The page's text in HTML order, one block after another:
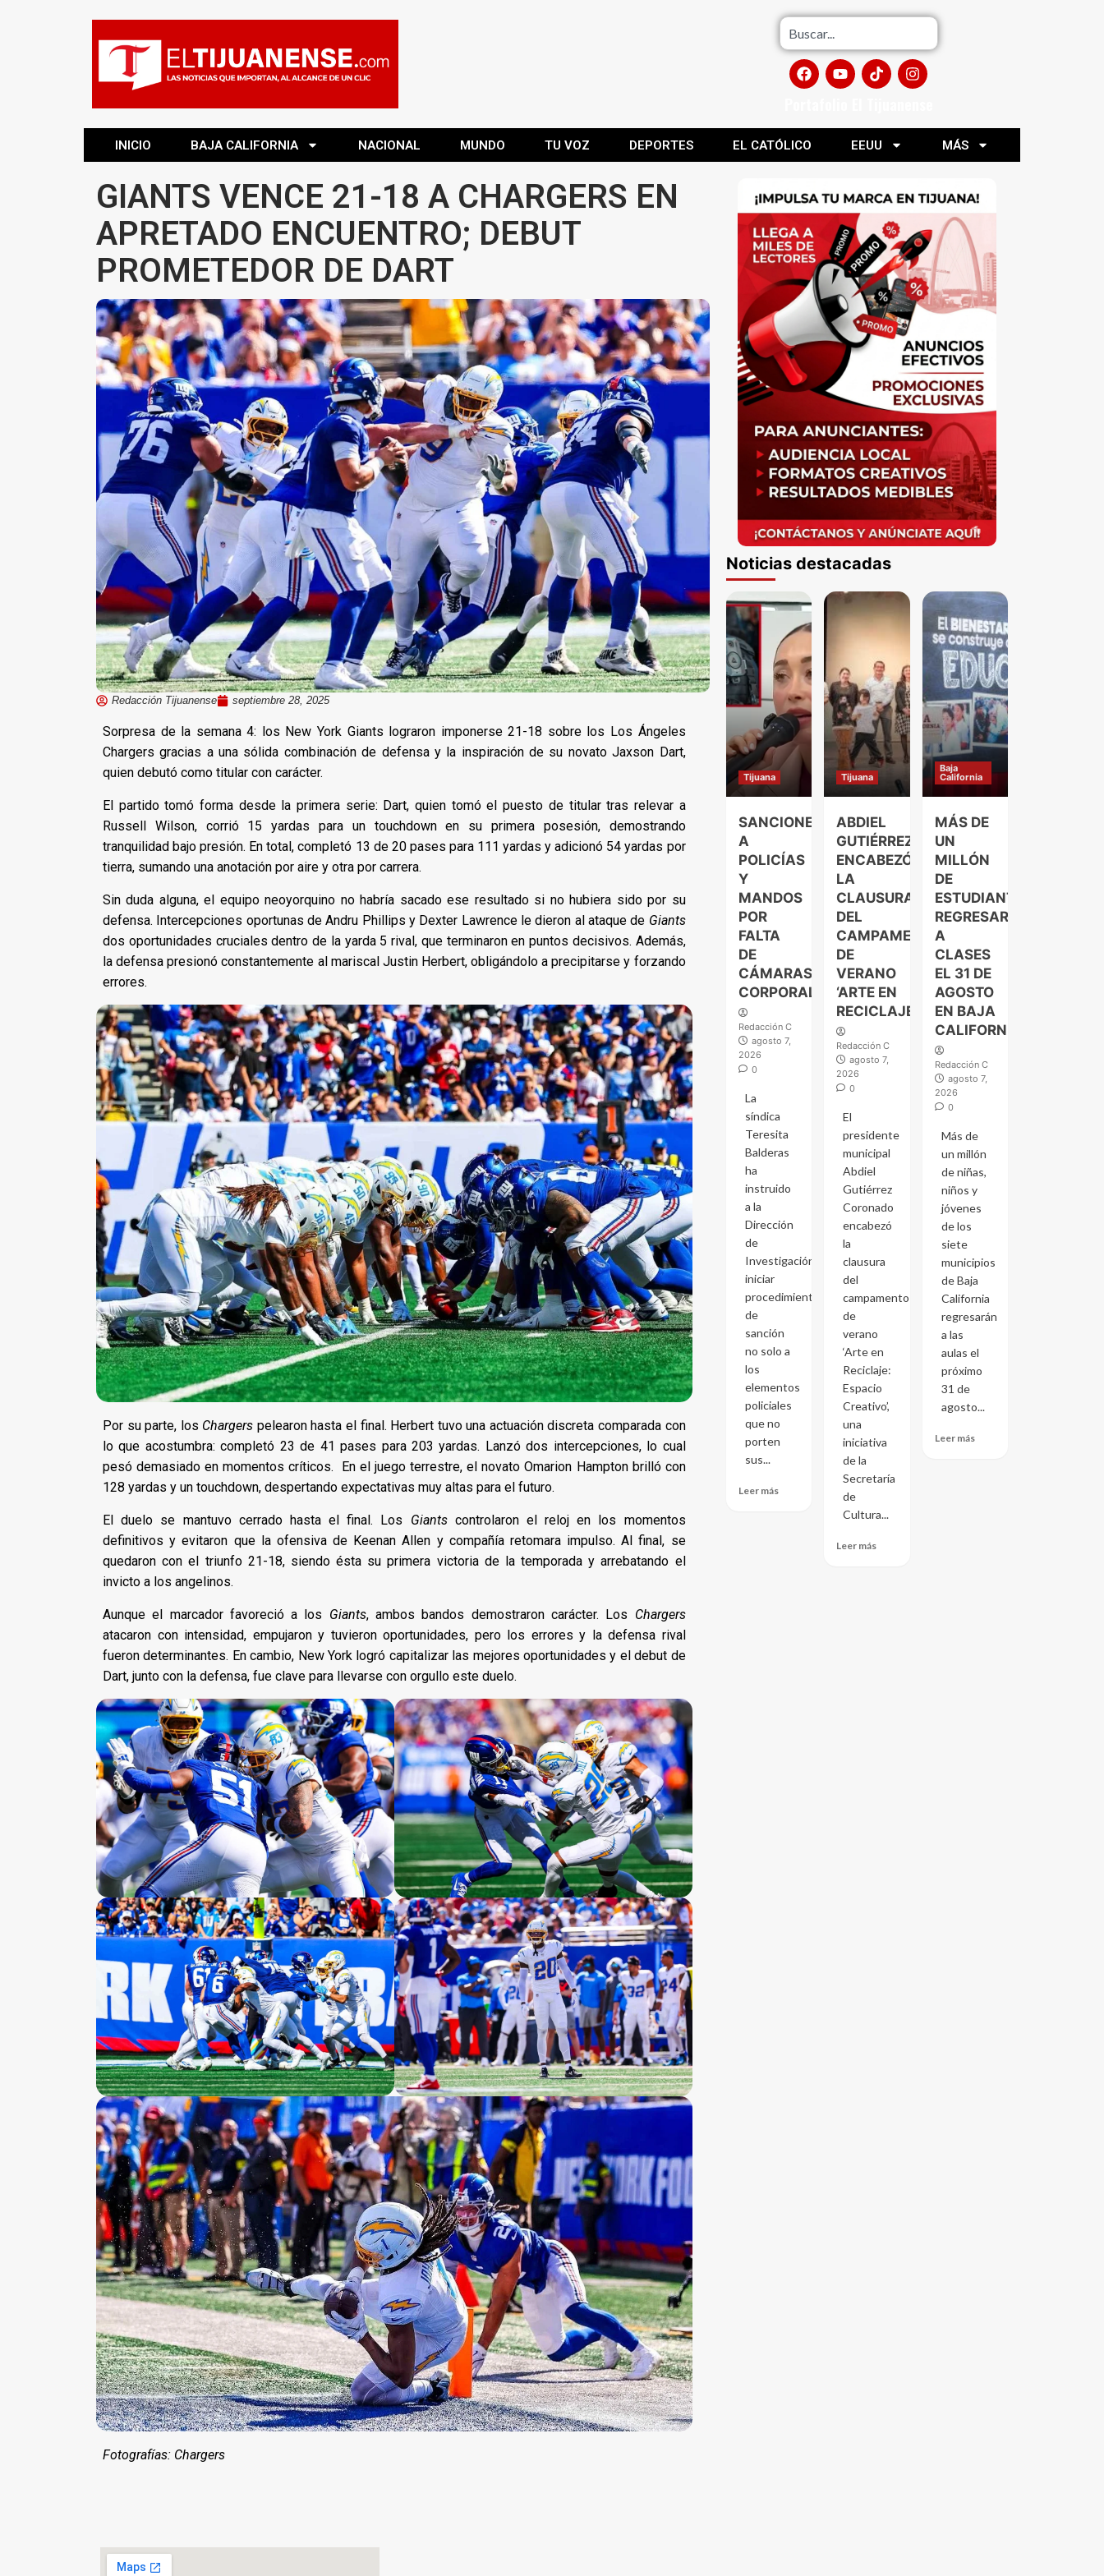
INICIO BAJA CALIFORNIA NACIONAL MUNDO TU VOZ DEPORTES EL CATÓLICO EEUU MÁS
GIANTS VENCE 21-18 A CHARGERS EN
APRETADO ENCUENTRO; DEBUT
PROMETEDOR DE DART
Redacción Tijuanense septiembre 28, 2025
Sorpresa de la semana 4: los New York Giants lograron imponerse 21-18 sobre los Los Ángeles
Chargers gracias a una sólida combinación de defensa y la inspiración de su novato Jaxson Dart,
quien debutó como titular con carácter.
El partido tomó forma desde la primera serie: Dart, quien tomó el puesto de titular tras relevar a
Russell Wilson, corrió 15 yardas para un touchdown en su primera posesión, demostrando
tranquilidad bajo presión. En total, completó 13 de 20 pases para 111 yardas y adicionó 54 yardas por
tierra, sumando una anotación por aire y otra por carrera.
Sin duda alguna, el equipo neoyorquino no habría sacado ese resultado si no hubiera sido por su
defensa. Intercepciones oportunas de Andru Phillips y Dexter Lawrence le dieron al ataque de Giants
dos oportunidades cruciales dentro de la yarda 5 rival, que terminaron en puntos decisivos. Además,
la defensa presionó constantemente al mariscal Justin Herbert, obligándolo a precipitarse y forzando
errores.
Por su parte, los Chargers pelearon hasta el final. Herbert tuvo una actuación discreta comparada con
lo que acostumbra: completó 23 de 41 pases para 203 yardas. Lanzó dos intercepciones, lo cual
pesó demasiado en momentos críticos. En el juego terrestre, el novato Omarion Hampton brilló con
128 yardas y un touchdown, despertando expectativas muy altas para el futuro.
El duelo se mantuvo cerrado hasta el final. Los Giantscontrolaron el reloj en los momentos
definitivos y evitaron que la ofensiva de Keenan Allen y compañía retomara impulso. Al final, se
quedaron con el triunfo 21-18, siendo ésta su primera victoria de la temporada y arrebatando el
invicto a los angelinos.
Aunque el marcador favoreció a los Giants, ambos bandos demostraron carácter. Los Chargers
atacaron con intensidad, empujaron y tuvieron oportunidades, pero los errores y la defensa rival
fueron determinantes. En cambio, New York logró capitalizar las mejores oportunidades y el debut de
Dart, junto con la defensa, fue clave para llevarse con orgullo este duelo.
Fotografías: Chargers
Noticias destacadas
Tijuana
SANCIONES
A
POLICÍAS
Y
MANDOS
POR
FALTA
DE
CÁMARAS
CORPORALES
Redacción C
agosto 7,
2026
0
La
síndica
Teresita
Balderas
ha
instruido
a la
Dirección
de
Investigación
iniciar
procedimientos
de
sanción
no solo a
los
elementos
policiales
que no
porten
sus...
Leer más
Tijuana
ABDIEL
GUTIÉRREZ
ENCABEZÓ
LA
CLAUSURA
DEL
CAMPAMENTO
DE
VERANO
‘ARTE EN
RECICLAJE’
Redacción C
agosto 7,
2026
0
El
presidente
municipal
Abdiel
Gutiérrez
Coronado
encabezó
la
clausura
del
campamento
de
verano
‘Arte en
Reciclaje:
Espacio
Creativo’,
una
iniciativa
de la
Secretaría
de
Cultura...
Leer más
Baja
California
MÁS DE
UN
MILLÓN
DE
ESTUDIANTES
REGRESARÁN
A
CLASES
EL 31 DE
AGOSTO
EN BAJA
CALIFORNIA
Redacción C
agosto 7,
2026
0
Más de
un millón
de niñas,
niños y
jóvenes
de los
siete
municipios
de Baja
California
regresarán
a las
aulas el
próximo
31 de
agosto...
Leer más